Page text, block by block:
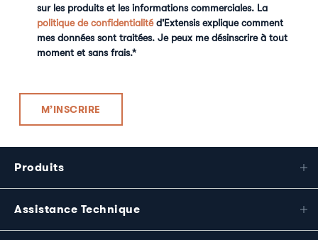
sur les produits et les informations commerciales. La
politique de confidentialitéd'Extensis explique comment
mes données sont traitées. Je peux me désinscrire à tout
moment et sans frais.*
Produits
Assistance Technique